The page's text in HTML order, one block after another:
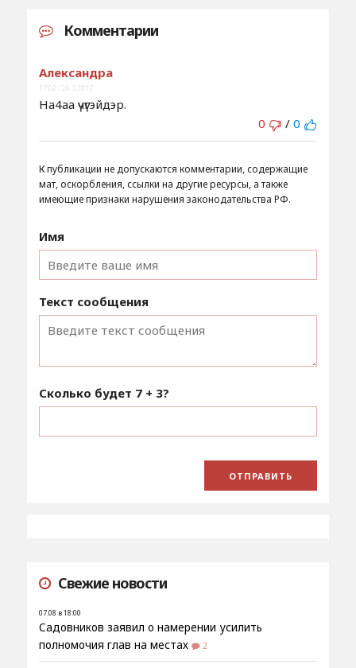
Комментарии
Александра
17:02 / 26.3.2017
На4аа үчүгэйдэр.
0
/ 0
К публикации не допускаются комментарии, содержащие
мат, оскорбления, ссылки на другие ресурсы, а также
имеющие признаки нарушения законодательства РФ.
Имя
Текст сообщения
Сколько будет 7 + 3?
Свежие новости
07.08 в 18:00
Садовников заявил о намерении усилить
полномочия глав на местах
2